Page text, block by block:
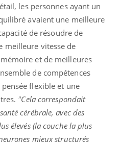
les personnes ayant un
avaient une meilleure
de résoudre de
meilleure vitesse de
et de meilleures
de compétences
flexible et une
"Cela correspondait
cérébrale, avec des
élevés (la couche la plus
mieux structurés